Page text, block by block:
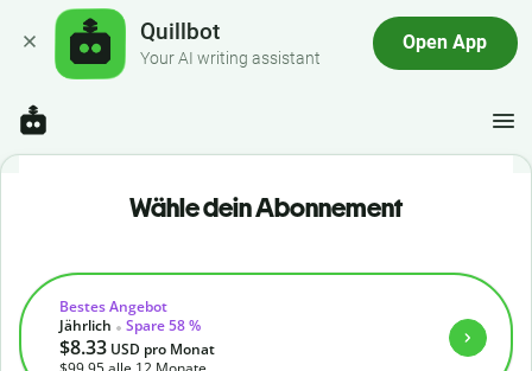
Quillbot
Your AI writing assistant
Open App
Wähle dein Abonnement
Bestes Angebot
Jährlich
Spare 58 %
$8.33 USD pro Monat